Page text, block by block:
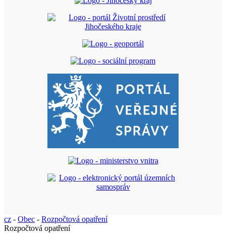
cz - Obec - Rozpočtová opatření
Rozpočtová opatření